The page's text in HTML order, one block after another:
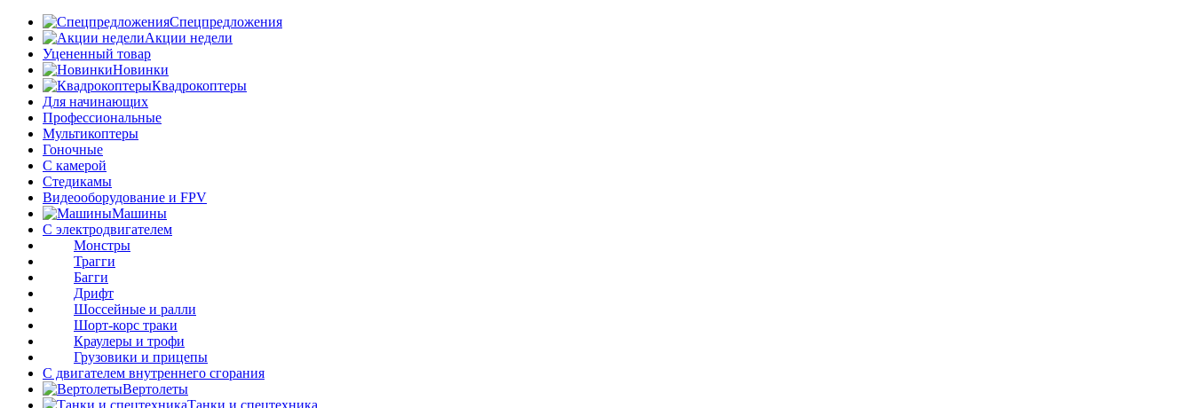
Спецпредложения
Акции недели
Уцененный товар
Новинки
Квадрокоптеры
Для начинающих
Профессиональные
Мультикоптеры
Гоночные
C камерой
Стедикамы
Видеооборудование и FPV
Машины
С электродвигателем
Монстры
Трагги
Багги
Дрифт
Шоссейные и ралли
Шорт-корс траки
Краулеры и трофи
Грузовики и прицепы
С двигателем внутреннего сгорания
Вертолеты
Танки и спецтехника